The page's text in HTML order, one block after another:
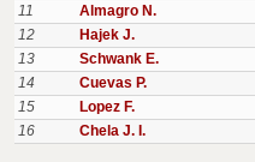
11
Almagro N.
12
Hajek J.
13
Schwank E.
14
Cuevas P.
15
Lopez F.
16
Chela J. I.